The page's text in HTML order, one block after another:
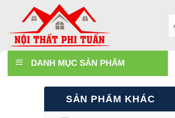
content
DANH MỤC SẢN PHẨM
SẢN PHẨM KHÁC